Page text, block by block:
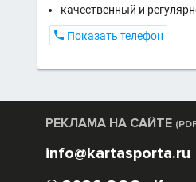
качественный и
 Показать телефон
РЕКЛАМА НА САЙТЕ
info@kartasporta.ru